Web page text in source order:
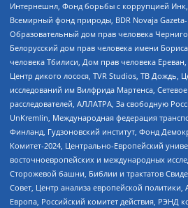
Интернешнл, Фонд борьбы с коррупцией Инк,
Всемирный фонд природы, BDR Novaja
Образовательный дом прав человека
Белорусский дом прав человека имени
человека Тбилиси, Дом прав человека
Центр дикого лосося, TVR Studios, ТВ Дождь,
исследований им Вилфрида Мартенса,
расследователей, АЛЛАТРА, За свободную
UnKremlin, Международная федерация
Финланд, Гудзоновский институт, Фонд
Комитет-2024, Центрально-Европейский
восточноевропейских и международных
Сторожевой башни, Библии и трактатов
Совет, Центр анализа европейской политики,
Европа, Российский комитет действия, РЭНД